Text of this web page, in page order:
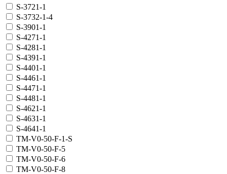
S-3721-1
S-3732-1-4
S-3901-1
S-4271-1
S-4281-1
S-4391-1
S-4401-1
S-4461-1
S-4471-1
S-4481-1
S-4621-1
S-4631-1
S-4641-1
TM-V0-50-F-1-S
TM-V0-50-F-5
TM-V0-50-F-6
TM-V0-50-F-8